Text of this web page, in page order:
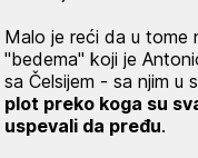
Malo je reći da u tome
"bedema" koji je
sa Čelsijem - sa njim
plot preko koga su
uspevali da pređu.